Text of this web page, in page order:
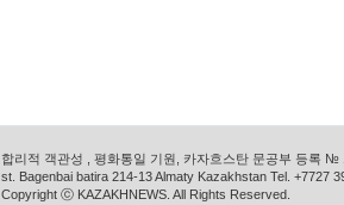
합리적 객관성 , 평화통일 기원, 카자흐스탄 문공부 등록
st. Bagenbai batira 214-13 Almaty Kazakhstan Tel. +7727
Copyright ⓒ KAZAKHNEWS. All Rights Reserved.